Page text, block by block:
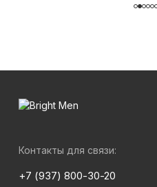
Контакты для связи:
+7 (937) 800-30-20